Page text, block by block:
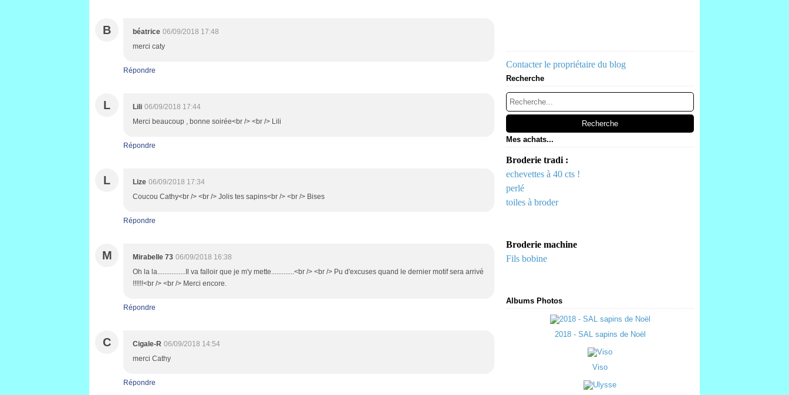
B béatrice 06/09/2018 17:48
merci caty
Répondre
L Lili 06/09/2018 17:44
Merci beaucoup , bonne soirée<br /> <br /> Lili
Répondre
L Lize 06/09/2018 17:34
Coucou Cathy<br /> <br /> Jolis tes sapins<br /> <br /> Bises
Répondre
M Mirabelle 73 06/09/2018 16:38
Oh la la................Il va falloir que je m'y mette.............<br /> <br /> Pu d'excuses quand le dernier motif sera arrivé
!!!!!!<br /> <br /> Merci encore.
Répondre
C Cigale-R 06/09/2018 14:54
merci Cathy
Répondre
Contacter le propriétaire du blog
Recherche
Mes achats...
Broderie tradi :
echevettes à 40 cts !
perlé
toiles à broder
Broderie machine
Fils bobine
Albums Photos
2018 - SAL sapins de Noël
Viso